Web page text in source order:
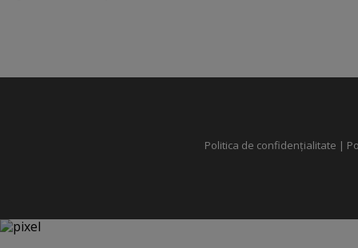
Politica de confidențialitate |